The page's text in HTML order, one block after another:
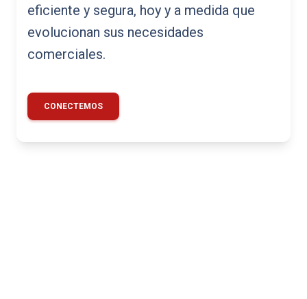
eficiente y segura, hoy y a medida que
evolucionan sus necesidades
comerciales.
CONECTEMOS